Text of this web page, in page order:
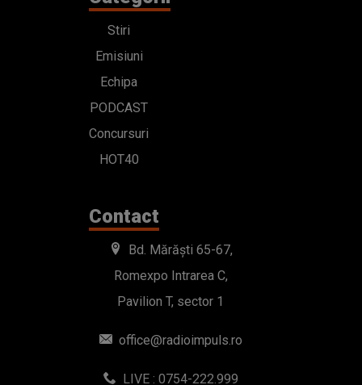
Stiri
Emisiuni
Echipa
PODCAST
Concursuri
HOT40
Contact
Bd. Mărăști 65-67,
Romexpo Intrarea C,
Pavilion T, sector 1
office@radioimpuls.ro
LIVE : 0754-222.999